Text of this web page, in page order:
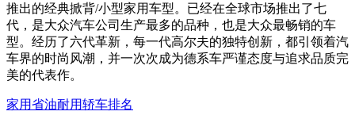
推出的经典掀背/小型家用车型。已经在全球市场推出了七
代，是大众汽车公司生产最多的品种，也是大众最畅销的车
型。经历了六代革新，每一代高尔夫的独特创新，都引领着汽
车界的时尚风潮，并一次次成为德系车严谨态度与追求品质完
美的代表作。
家用省油耐用轿车排名